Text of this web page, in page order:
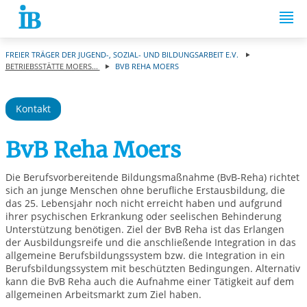
Springe zum Inhalt
FREIER TRÄGER DER JUGEND-, SOZIAL- UND BILDUNGSARBEIT E.V.
BETRIEBSSTÄTTE MOERS...
BVB REHA MOERS
Kontakt
BvB Reha Moers
Die Berufsvorbereitende Bildungsmaßnahme (BvB-Reha) richtet
sich an junge Menschen ohne berufliche Erstausbildung, die
das 25. Lebensjahr noch nicht erreicht haben und aufgrund
ihrer psychischen Erkrankung oder seelischen Behinderung
Unterstützung benötigen. Ziel der BvB Reha ist das Erlangen
der Ausbildungsreife und die anschließende Integration in das
allgemeine Berufsbildungssystem bzw. die Integration in ein
Berufsbildungssystem mit beschützten Bedingungen. Alternativ
kann die BvB Reha auch die Aufnahme einer Tätigkeit auf dem
allgemeinen Arbeitsmarkt zum Ziel haben.